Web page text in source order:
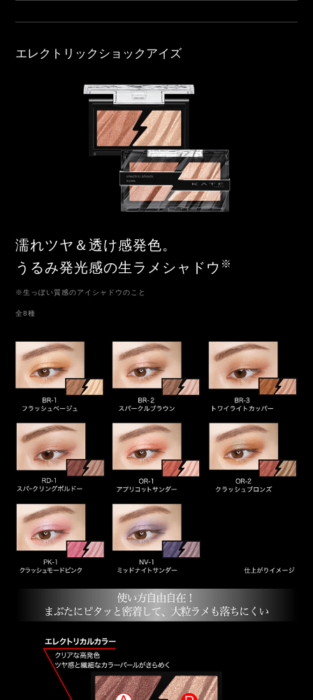
エレクトリックショックアイズ
濡れツヤ＆透け感発色。
うるみ発光感の生ラメシャドウ ※
※生っぽい質感のアイシャドウのこと
全8種